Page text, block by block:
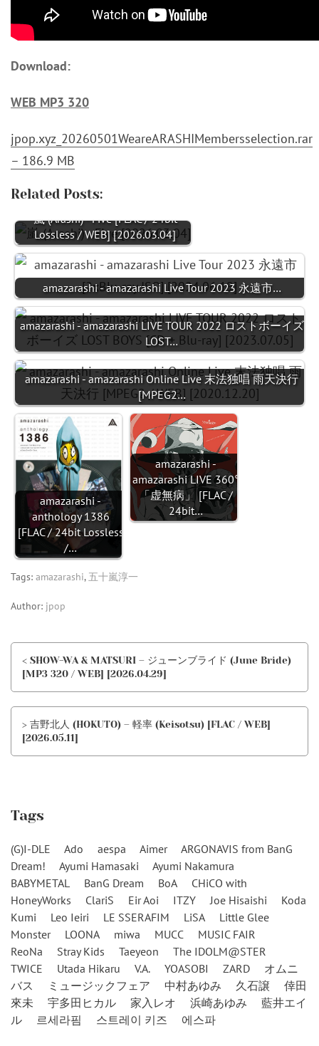
Download:
WEB MP3 320
jpop.xyz_20260501WeareARASHIMembersselection.rar
– 186.9 MB
Related Posts:
嵐 (Arashi) - Five [FLAC / 24bit
Lossless / WEB] [2026.03.04]
amazarashi - amazarashi Live Tour 2023 永遠市…
amazarashi - amazarashi LIVE TOUR 2022 ロストボーイズ
LOST…
amazarashi - amazarashi Online Live 末法独唱 雨天決行
[MPEG2…
amazarashi -
anthology 1386
[FLAC / 24bit Lossless
/…
amazarashi -
amazarashi LIVE 360°
「虚無病」 [FLAC /
24bit…
Tags: amazarashi, 五十嵐淳一
Author: jpop
< SHOW-WA & MATSURI – ジューンブライド (June Bride)
[MP3 320 / WEB] [2026.04.29]
> 吉野北人 (HOKUTO) – 軽率 (Keisotsu) [FLAC / WEB]
[2026.05.11]
Tags
(G)I-DLE Ado aespa Aimer
ARGONAVIS from BanG
Dream!
Ayumi Hamasaki
Ayumi Nakamura
BABYMETAL
BanG Dream BoA
CHiCO with
HoneyWorks
ClariS Eir Aoi ITZY Joe Hisaishi
Koda
Kumi
Leo Ieiri LE SSERAFIM LiSA
Little Glee
Monster
LOONA miwa MUCC
MUSIC FAIR
ReoNa
Stray Kids Taeyeon
The IDOLM@STER
TWICE
Utada Hikaru V.A. YOASOBI ZARD
オムニ
バス
ミュージックフェア 中村あゆみ 久石譲
倖田
來未
宇多田ヒカル 家入レオ 浜崎あゆみ
藍井エイ
ル
르세라핌 스트레이 키즈 에스파